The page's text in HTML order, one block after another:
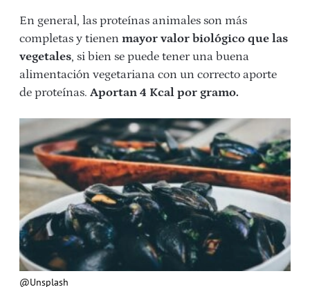
En general, las proteínas animales son más
completas y tienen mayor valor biológico que las
vegetales, si bien se puede tener una buena
alimentación vegetariana con un correcto aporte
de proteínas. Aportan 4 Kcal por gramo.
@Unsplash